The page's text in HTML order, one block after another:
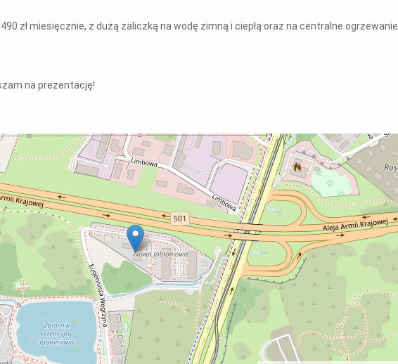
zł miesięcznie, z dużą zaliczką na wodę zimną i ciepłą oraz na centralne ogrzewanie
na prezentację!